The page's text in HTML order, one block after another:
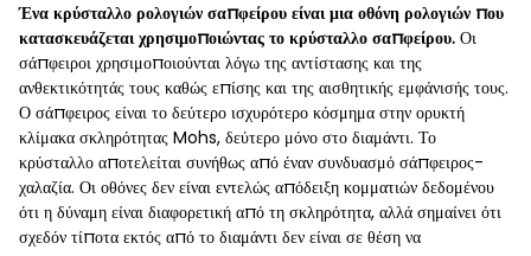
Ένα κρύσταλλο ρολογιών σαπφείρου είναι μια οθόνη ρολογιών που
κατασκευάζεται χρησιμοποιώντας το κρύσταλλο σαπφείρου. Οι
σάπφειροι χρησιμοποιούνται λόγω της αντίστασης και της
ανθεκτικότητάς τους καθώς επίσης και της αισθητικής εμφάνισής τους.
Ο σάπφειρος είναι το δεύτερο ισχυρότερο κόσμημα στην ορυκτή
κλίμακα σκληρότητας Mohs, δεύτερο μόνο στο διαμάντι. Το
κρύσταλλο αποτελείται συνήθως από έναν συνδυασμό σάπφειρος-
χαλαζία. Οι οθόνες δεν είναι εντελώς απόδειξη κομματιών δεδομένου
ότι η δύναμη είναι διαφορετική από τη σκληρότητα, αλλά σημαίνει ότι
σχεδόν τίποτα εκτός από το διαμάντι δεν είναι σε θέση να